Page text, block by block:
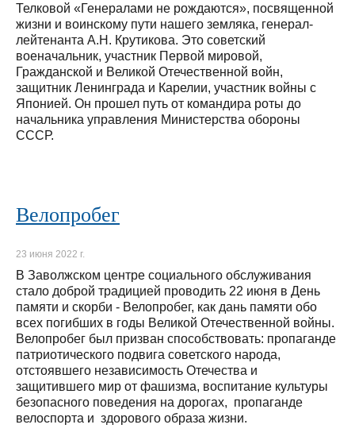
Телковой «Генералами не рождаются», посвященной
жизни и воинскому пути нашего земляка, генерал-
лейтенанта А.Н. Крутикова. Это советский
военачальник, участник Первой мировой,
Гражданской и Великой Отечественной войн,
защитник Ленинграда и Карелии, участник войны с
Японией. Он прошел путь от командира роты до
начальника управления Министерства обороны
СССР.
Велопробег
23 июня 2022 г.
В Заволжском центре социального обслуживания
стало доброй традицией проводить 22 июня в День
памяти и скорби - Велопробег, как дань памяти обо
всех погибших в годы Великой Отечественной войны.
Велопробег был призван способствовать: пропаганде
патриотического подвига советского народа,
отстоявшего независимость Отечества и
защитившего мир от фашизма, воспитание культуры
безопасного поведения на дорогах, пропаганде
велоспорта и здорового образа жизни.